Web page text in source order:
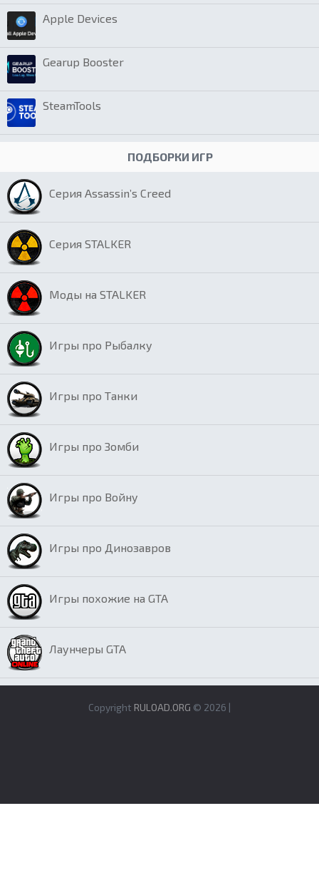
Apple Devices
Gearup Booster
SteamTools
ПОДБОРКИ ИГР
Серия Assassin’s Creed
Серия STALKER
Моды на STALKER
Игры про Рыбалку
Игры про Танки
Игры про Зомби
Игры про Войну
Игры про Динозавров
Игры похожие на GTA
Лаунчеры GTA
Copyright RULOAD.ORG © 2026 |